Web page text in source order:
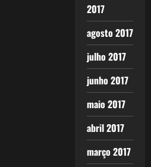
2017
agosto 2017
julho 2017
junho 2017
maio 2017
abril 2017
março 2017